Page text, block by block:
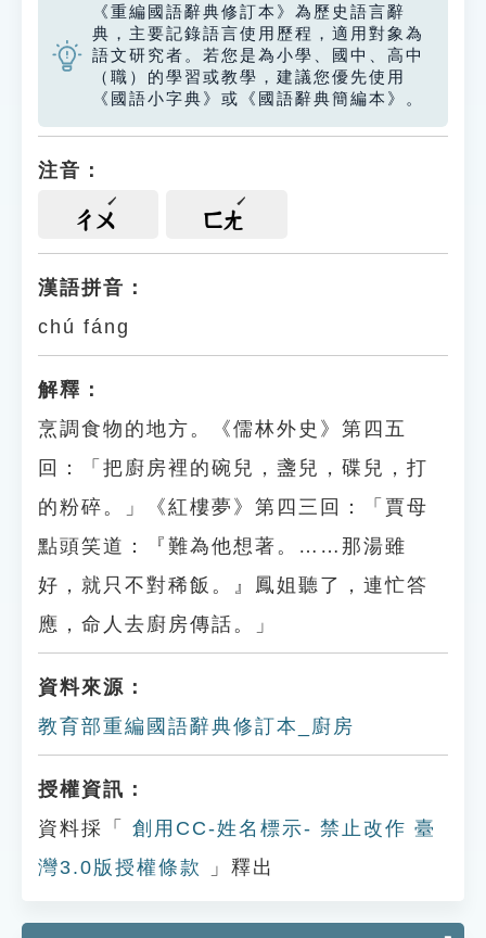
《重編國語辭典修訂本》為歷史語言辭
典，主要記錄語言使用歷程，適用對象為
語文研究者。若您是為小學、國中、高中
（職）的學習或教學，建議您優先使用
《國語小字典》或《國語辭典簡編本》。
注音：
ㄔㄨ ㄈㄤ
漢語拼音：
chú fáng
解釋：
烹調食物的地方。《儒林外史》第四五
回：「把廚房裡的碗兒，盞兒，碟兒，打
的粉碎。」《紅樓夢》第四三回：「賈母
點頭笑道：『難為他想著。……那湯雖
好，就只不對稀飯。』鳳姐聽了，連忙答
應，命人去廚房傳話。」
資料來源：
教育部重編國語辭典修訂本_廚房
授權資訊：
資料採「
創用CC-姓名標示- 禁止改作 臺
灣3.0版授權條款
」釋出